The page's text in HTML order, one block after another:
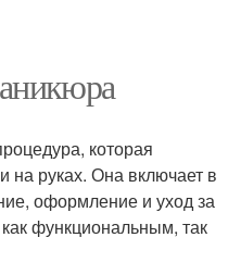
которая
на руках. Она включает в
оформление и уход за
функциональным, так